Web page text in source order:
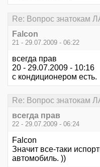
Re: Вопрос
Falcon
21 - 29.07.2009 - 06:22
всегда прав
20 - 29.07.2009 - 10:16
с кондиционером есть.
Re: Вопрос
всегда прав
22 - 29.07.2009 - 06:24
Falcon
Значит все-таки
автомобиль. ))